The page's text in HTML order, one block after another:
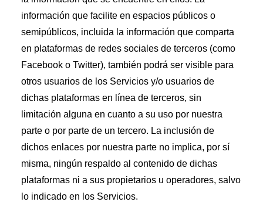
información que facilite en espacios públicos o
semipúblicos, incluida la información que comparta
en plataformas de redes sociales de terceros (como
Facebook o Twitter), también podrá ser visible para
otros usuarios de los Servicios y/o usuarios de
dichas plataformas en línea de terceros, sin
limitación alguna en cuanto a su uso por nuestra
parte o por parte de un tercero. La inclusión de
dichos enlaces por nuestra parte no implica, por sí
misma, ningún respaldo al contenido de dichas
plataformas ni a sus propietarios u operadores, salvo
lo indicado en los Servicios.